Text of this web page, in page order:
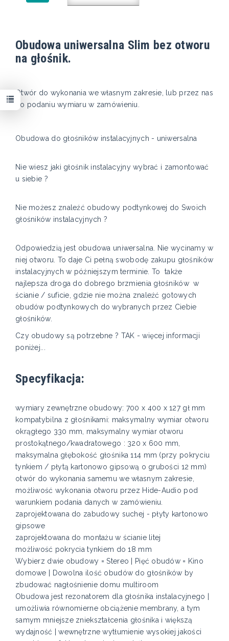
Obudowa uniwersalna Slim bez otworu
na głośnik.
Otwór do wykonania we własnym zakresie, lub przez nas
po podaniu wymiaru w zamówieniu.
Obudowa do głośników instalacyjnych - uniwersalna
Nie wiesz jaki głośnik instalacyjny wybrać i zamontować
u siebie ?
Nie możesz znaleźć obudowy podtynkowej do Swoich
głośników instalacyjnych ?
Odpowiedzią jest obudowa uniwersalna. Nie wycinamy w
niej otworu. To daje Ci pełną swobodę zakupu głośników
instalacyjnych w późniejszym terminie. To także
najlepsza droga do dobrego brzmienia głośników w
ścianie / suficie, gdzie nie można znaleźć gotowych
obudów podtynkowych do wybranych przez Ciebie
głośników.
Czy obudowy są potrzebne ? TAK - więcej informacji
poniżej...
Specyfikacja:
wymiary zewnętrzne obudowy: 700 x 400 x 127 gł mm
kompatybilna z głośnikami: maksymalny wymiar otworu
okrągłego 330 mm, maksymalny wymiar otworu
prostokątnego/kwadratowego : 320 x 600 mm,
maksymalna głębokość głośnika 114 mm (przy pokryciu
tynkiem / płytą kartonowo gipsową o grubości 12 mm)
otwór do wykonania samemu we własnym zakresie,
możliwość wykonania otworu przez Hide-Audio pod
warunkiem podania danych w zamówieniu.
zaprojektowana do zabudowy suchej - płyty kartonowo
gipsowe
zaprojektowana do montażu w ścianie litej
możliwość pokrycia tynkiem do 18 mm
Wybierz dwie obudowy = Stereo | Pięć obudów = Kino
domowe | Dowolna ilość obudów do głośników by
zbudować nagłośnienie domu multiroom
Obudowa jest rezonatorem dla głośnika instalacyjnego |
umożliwia równomierne obciążenie membrany, a tym
samym mniejsze zniekształcenia głośnika i większą
wydajność | wewnętrzne wytłumienie wysokiej jakości